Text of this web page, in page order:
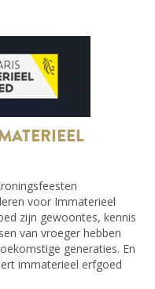
voor Immaterieel
zijn gewoontes, kennis
van vroeger hebben
generaties. En
immaterieel erfgoed